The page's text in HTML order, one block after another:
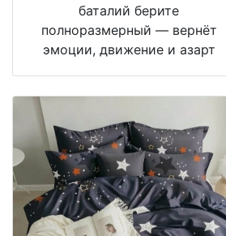
баталий берите
полноразмерный — вернёт
эмоции, движение и азарт